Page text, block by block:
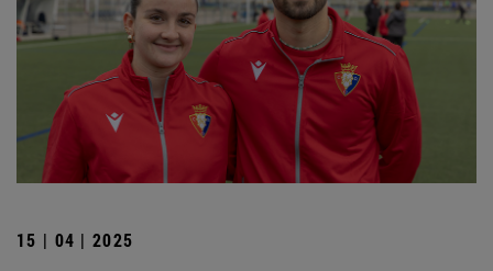
15 | 04 | 2025